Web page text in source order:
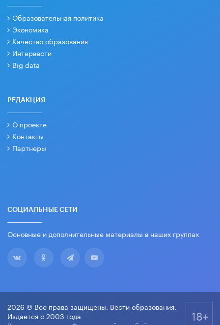
Образовательная политика
Экономика
Качество образования
Интервести
Big data
РЕДАКЦИЯ
О проекте
Контакты
Партнеры
СОЦИАЛЬНЫЕ СЕТИ
Основные и дополнительные материалы в наших группах
2026 © Все права защищены. Вести образования.
Издается с 2003 года
18+